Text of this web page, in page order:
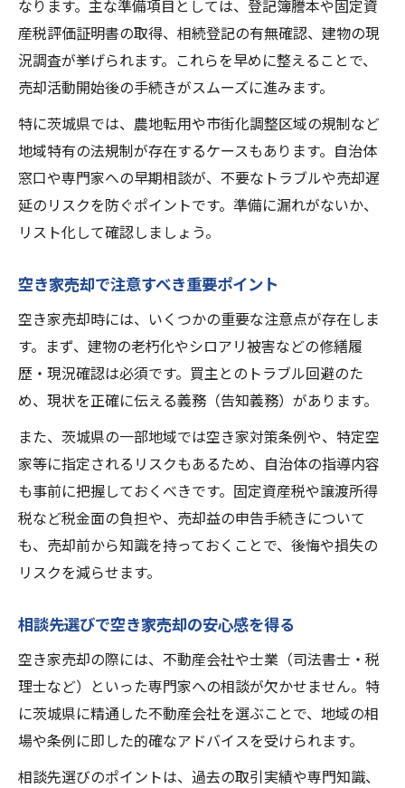
空き家売却を効率よく進めるためのコツ
空き家売却の効率化ポイントを押さえる
複数業者比較で空き家売却を有利に進める
空き家売却時に役立つ補助金や制度を活用
空き家売却の負担を減らす段取り整理術
スムーズな空き家売却へ事前準備の徹底
空き家売却時に気を付けたいポイント集
書類不備を防ぐ空き家売却の進め方
空き家売却で気を付ける個人情報管理
空き家売却交渉時に注意する点まとめ
空き家売却で発生しやすいトラブル例
なります。主な準備項目としては、登記簿謄本や固定資
産税評価証明書の取得、相続登記の有無確認、建物の現
況調査が挙げられます。これらを早めに整えることで、
売却活動開始後の手続きがスムーズに進みます。
特に茨城県では、農地転用や市街化調整区域の規制など
地域特有の法規制が存在するケースもあります。自治体
窓口や専門家への早期相談が、不要なトラブルや売却遅
延のリスクを防ぐポイントです。準備に漏れがないか、
リスト化して確認しましょう。
空き家売却で注意すべき重要ポイント
空き家売却時には、いくつかの重要な注意点が存在しま
す。まず、建物の老朽化やシロアリ被害などの修繕履
歴・現況確認は必須です。買主とのトラブル回避のた
め、現状を正確に伝える義務（告知義務）があります。
また、茨城県の一部地域では空き家対策条例や、特定空
家等に指定されるリスクもあるため、自治体の指導内容
も事前に把握しておくべきです。固定資産税や譲渡所得
税など税金面の負担や、売却益の申告手続きについて
も、売却前から知識を持っておくことで、後悔や損失の
リスクを減らせます。
相談先選びで空き家売却の安心感を得る
空き家売却の際には、不動産会社や士業（司法書士・税
理士など）といった専門家への相談が欠かせません。特
に茨城県に精通した不動産会社を選ぶことで、地域の相
場や条例に即した的確なアドバイスを受けられます。
相談先選びのポイントは、過去の取引実績や専門知識、